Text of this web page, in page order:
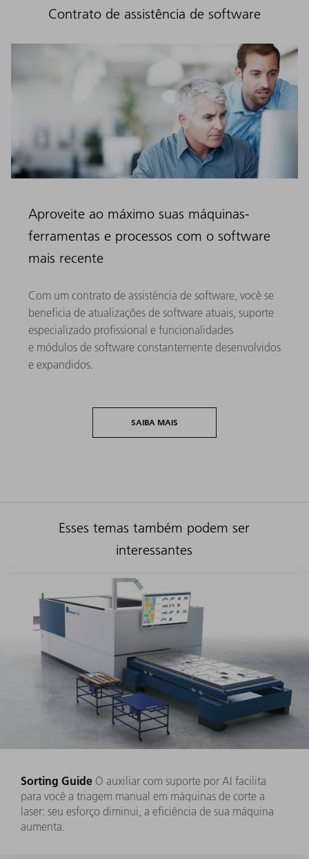
Contrato de assistência de software
Aproveite ao máximo suas máquinas-
ferramentas e processos com o software
mais recente
Com um contrato de assistência de software, você se
beneficia de atualizações de software atuais, suporte
especializado profissional e funcionalidades
e módulos de software constantemente desenvolvidos
e expandidos.
SAIBA MAIS
Esses temas também podem ser
interessantes
Sorting Guide O auxiliar com suporte por AI facilita
para você a triagem manual em máquinas de corte a
laser: seu esforço diminui, a eficiência de sua máquina
aumenta.